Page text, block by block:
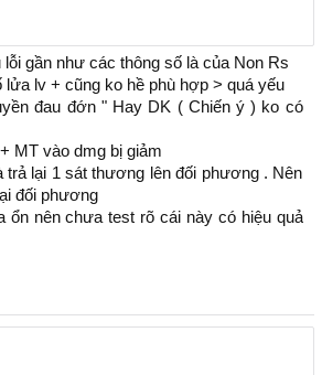
lỗi gần như các thông số là của Non Rs
lửa lv + cũng ko hề phù hợp > quá yếu
đau đớn " Hay DK ( Chiến ý ) ko có
MT vào dmg bị giảm
trả lại 1 sát thương lên đối phương . Nên
đối phương
ổn nên chưa test rõ cái này có hiệu quả